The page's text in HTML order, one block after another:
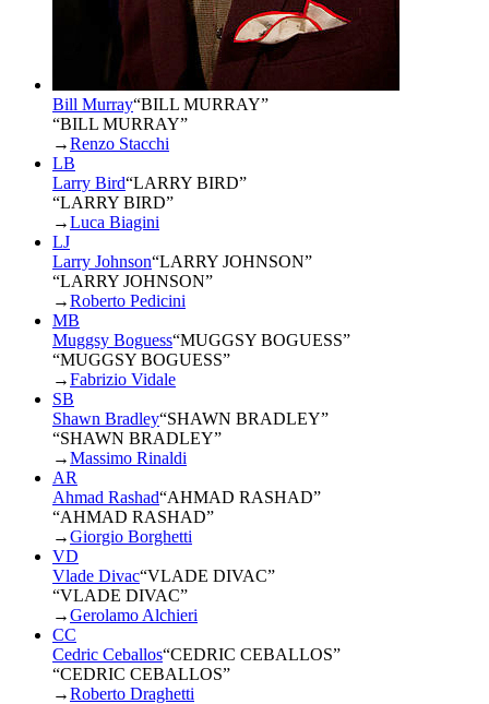
Bill Murray“BILL MURRAY”
“BILL MURRAY”
→Renzo Stacchi
LB
Larry Bird“LARRY BIRD”
“LARRY BIRD”
→Luca Biagini
LJ
Larry Johnson“LARRY JOHNSON”
“LARRY JOHNSON”
→Roberto Pedicini
MB
Muggsy Boguess“MUGGSY BOGUESS”
“MUGGSY BOGUESS”
→Fabrizio Vidale
SB
Shawn Bradley“SHAWN BRADLEY”
“SHAWN BRADLEY”
→Massimo Rinaldi
AR
Ahmad Rashad“AHMAD RASHAD”
“AHMAD RASHAD”
→Giorgio Borghetti
VD
Vlade Divac“VLADE DIVAC”
“VLADE DIVAC”
→Gerolamo Alchieri
CC
Cedric Ceballos“CEDRIC CEBALLOS”
“CEDRIC CEBALLOS”
→Roberto Draghetti